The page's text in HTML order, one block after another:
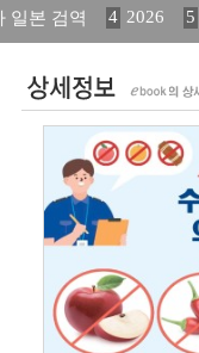
일본 검역 4 2026
5
도감 13 媛 異 14